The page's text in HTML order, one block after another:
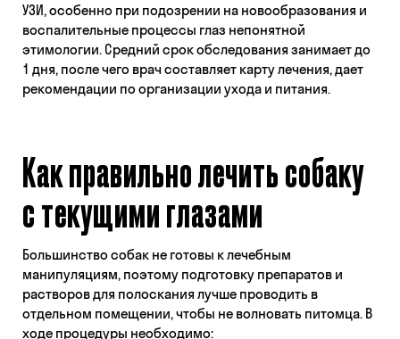
УЗИ, особенно при подозрении на новообразования и
воспалительные процессы глаз непонятной
этимологии. Средний срок обследования занимает до
1 дня, после чего врач составляет карту лечения, дает
рекомендации по организации ухода и питания.
Как правильно лечить собаку
с текущими глазами
Большинство собак не готовы к лечебным
манипуляциям, поэтому подготовку препаратов и
растворов для полоскания лучше проводить в
отдельном помещении, чтобы не волновать питомца. В
ходе процедуры необходимо: